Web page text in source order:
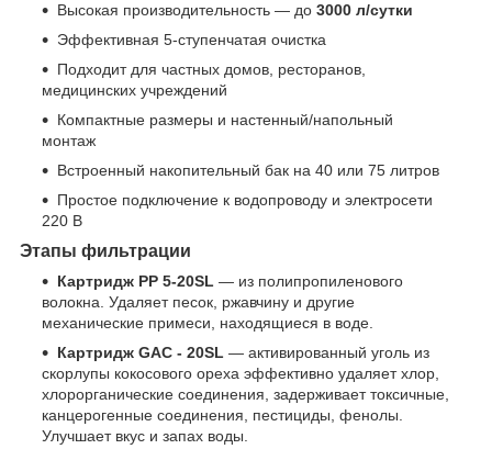
Высокая производительность — до 3000 л/сутки
Эффективная 5-ступенчатая очистка
Подходит для частных домов, ресторанов,
медицинских учреждений
Компактные размеры и настенный/напольный
монтаж
Встроенный накопительный бак на 40 или 75 литров
Простое подключение к водопроводу и электросети
220 В
Этапы фильтрации
Картридж РР 5-20SL — из полипропиленового
волокна. Удаляет песок, ржавчину и другие
механические примеси, находящиеся в воде.
Картридж GAC - 20SL — активированный уголь из
скорлупы кокосового ореха эффективно удаляет хлор,
хлорорганические соединения, задерживает токсичные,
канцерогенные соединения, пестициды, фенолы.
Улучшает вкус и запах воды.